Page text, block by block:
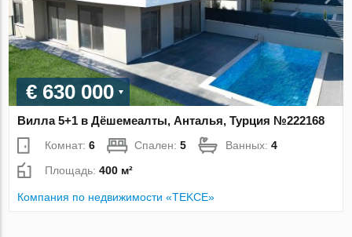
€ 630 000
Вилла 5+1 в Дёшемеалты, Анталья, Турция №222168
Комнат:6 Спален:5 Ванных:4
Площадь:400 м²
Компания по недвижимости «TEKCE»